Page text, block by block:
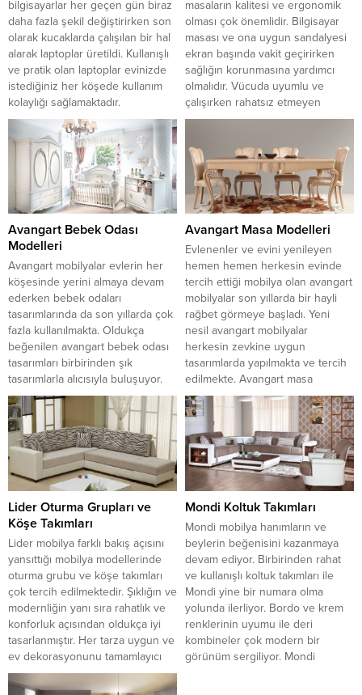
bilgisayarlar her geçen gün biraz
daha fazla şekil değiştirirken son
olarak kucaklarda çalışılan bir hal
alarak laptoplar üretildi. Kullanışlı
ve pratik olan laptoplar evinizde
istediğiniz her köşede kullanım
kolaylığı sağlamaktadır.
Laptopların üretiminden önce
olan bilgisayar masaları belli bir
alan ayrılması gereken kasalı
üründü....
masaların kalitesi ve ergonomik
olması çok önemlidir. Bilgisayar
masası ve ona uygun sandalyesi
ekran başında vakit geçirirken
sağlığın korunmasına yardımcı
olmalıdır. Vücuda uyumlu ve
çalışırken rahatsız etmeyen
çalışma masalarının kullanılması
seçerken evinizin büyüklüğüne
şekline göre uygun bir masa
seçilmelidir. Yeni nesil...
Avangart Bebek Odası
Modelleri
Avangart mobilyalar evlerin her
köşesinde yerini almaya devam
ederken bebek odaları
tasarımlarında da son yıllarda çok
fazla kullanılmakta. Oldukça
beğenilen avangart bebek odası
tasarımları birbirinden şık
tasarımlarla alıcısıyla buluşuyor.
Anne ve baba adayları bebekleri
için oda seçiminde avangart
mobilya tercih etmeye başladı.
Modern tasarımlarda yapılan
avangart mobilyalar annelerin en
çok...
Avangart Masa Modelleri
Evlenenler ve evini yenileyen
hemen hemen herkesin evinde
tercih ettiği mobilya olan avangart
mobilyalar son yıllarda bir hayli
rağbet görmeye başladı. Yeni
nesil avangart mobilyalar
herkesin zevkine uygun
tasarımlarda yapılmakta ve tercih
edilmekte. Avangart masa
tasarımları çok eski yıllarda da
kullanılmaktaydı. Modern tasarımla
buluşan avangart masalar son
yıllarda daha fazla...
Lider Oturma Grupları ve
Köşe Takımları
Lider mobilya farklı bakış açısını
yansıttığı mobilya modellerinde
oturma grubu ve köşe takımları
çok tercih edilmektedir. Şıklığın ve
modernliğin yanı sıra rahatlık ve
konforluk açısından oldukça iyi
tasarlanmıştır. Her tarza uygun ve
ev dekorasyonunu tamamlayıcı
olması yönünde çok tercih
edilmektedir. Lider mobilya
Mondi Koltuk Takımları
Mondi mobilya hanımların ve
beylerin beğenisini kazanmaya
devam ediyor. Birbirinden rahat
ve kullanışlı koltuk takımları ile
Mondi yine bir numara olma
yolunda ilerliyor. Bordo ve krem
renklerinin uyumu ile deri
kombineler çok modern bir
görünüm sergiliyor. Mondi